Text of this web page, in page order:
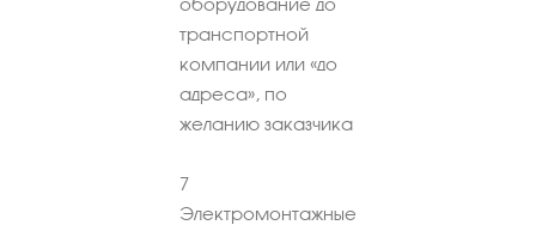
транспортной
компании или «до
адреса», по
желанию заказчика
7
Электромонтажные